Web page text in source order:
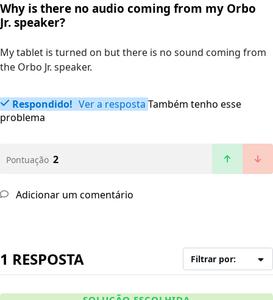
Why is there no audio coming from my Orbo
Jr. speaker?
My tablet is turned on but there is no sound coming from
the Orbo Jr. speaker.
Respondido! Ver a resposta Também tenho esse
problema
Pontuação 2
Adicionar um comentário
1 RESPOSTA Filtrar por: